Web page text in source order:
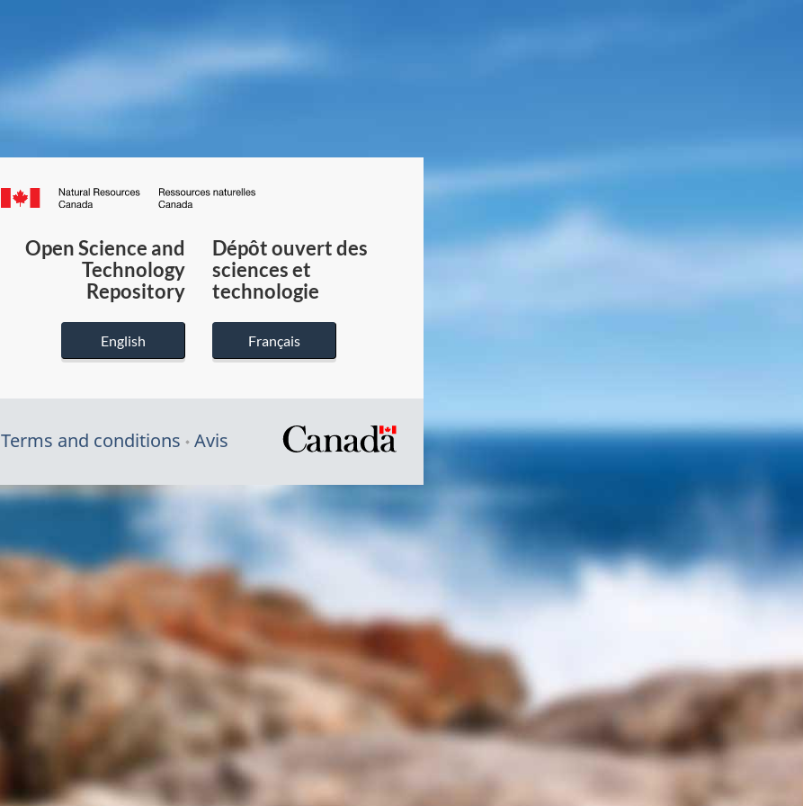
Canada.ca
du
Canada
Open Science and
Technology
Repository
English
Dépôt ouvert des
sciences et
technologie
Français
Terms and conditions Avis
/
gouvernement